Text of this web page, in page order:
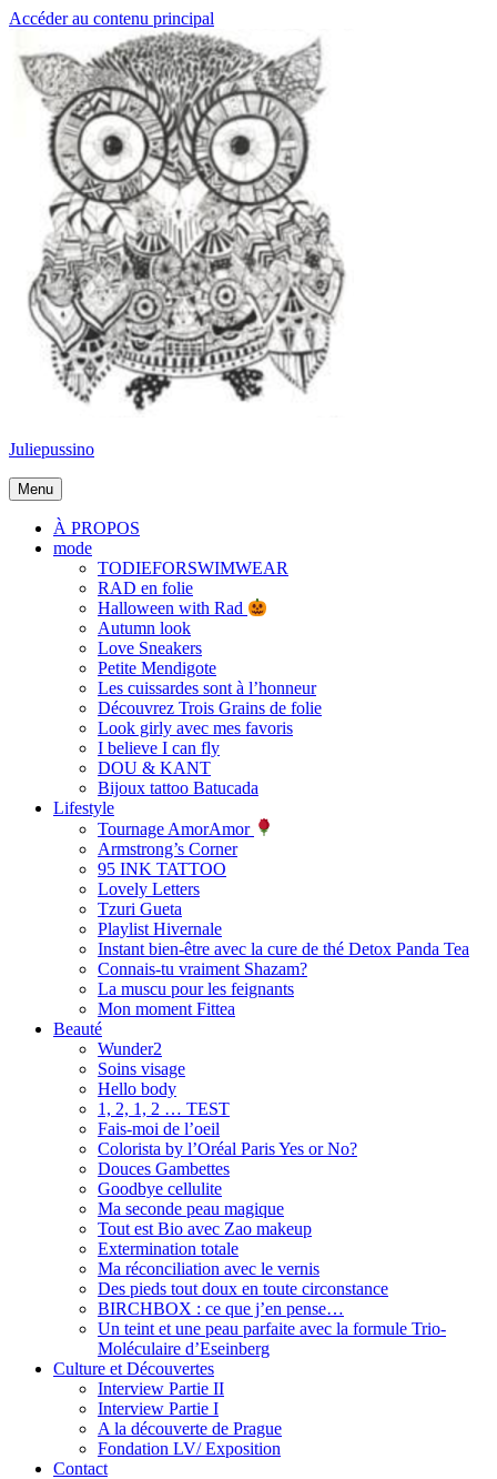
Accéder au contenu principal
Juliepussino
Menu
À PROPOS
mode
TODIEFORSWIMWEAR
RAD en folie
Halloween with Rad
Autumn look
Love Sneakers
Petite Mendigote
Les cuissardes sont à l’honneur
Découvrez Trois Grains de folie
Look girly avec mes favoris
I believe I can fly
DOU & KANT
Bijoux tattoo Batucada
Lifestyle
Tournage AmorAmor
Armstrong’s Corner
95 INK TATTOO
Lovely Letters
Tzuri Gueta
Playlist Hivernale
Instant bien-être avec la cure de thé Detox Panda Tea
Connais-tu vraiment Shazam?
La muscu pour les feignants
Mon moment Fittea
Beauté
Wunder2
Soins visage
Hello body
1, 2, 1, 2 … TEST
Fais-moi de l’oeil
Colorista by l’Oréal Paris Yes or No?
Douces Gambettes
Goodbye cellulite
Ma seconde peau magique
Tout est Bio avec Zao makeup
Extermination totale
Ma réconciliation avec le vernis
Des pieds tout doux en toute circonstance
BIRCHBOX : ce que j’en pense…
Un teint et une peau parfaite avec la formule Trio-
Moléculaire d’Eseinberg
Culture et Découvertes
Interview Partie II
Interview Partie I
A la découverte de Prague
Fondation LV/ Exposition
Contact